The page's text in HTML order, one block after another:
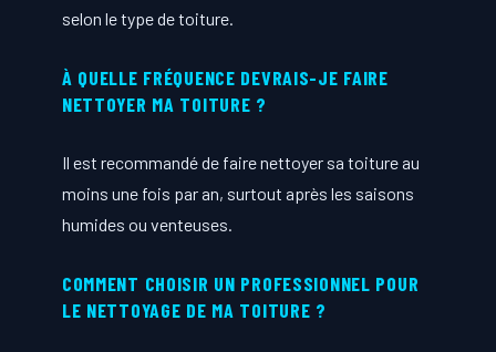
selon le type de toiture.
À QUELLE FRÉQUENCE DEVRAIS-JE FAIRE
NETTOYER MA TOITURE ?
Il est recommandé de faire nettoyer sa toiture au
moins une fois par an, surtout après les saisons
humides ou venteuses.
COMMENT CHOISIR UN PROFESSIONNEL POUR
LE NETTOYAGE DE MA TOITURE ?